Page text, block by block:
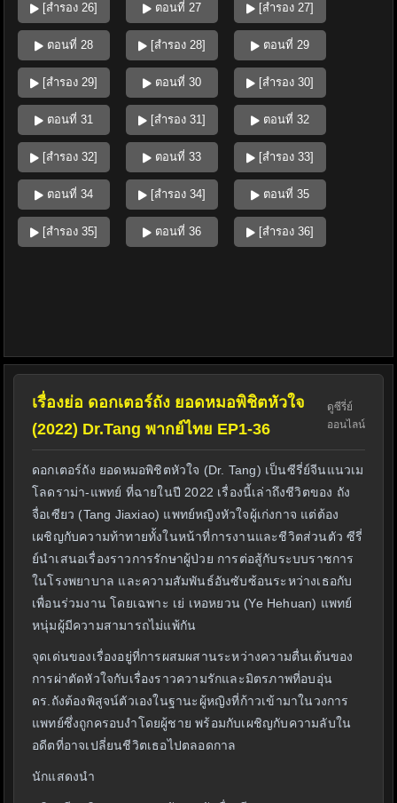
[สำรอง 26] ตอนที่ 27 [สำรอง 27]
ตอนที่ 28 [สำรอง 28] ตอนที่ 29
[สำรอง 29] ตอนที่ 30 [สำรอง 30]
ตอนที่ 31 [สำรอง 31] ตอนที่ 32
[สำรอง 32] ตอนที่ 33 [สำรอง 33]
ตอนที่ 34 [สำรอง 34] ตอนที่ 35
[สำรอง 35] ตอนที่ 36 [สำรอง 36]
เรื่องย่อ ดอกเตอร์ถัง ยอดหมอพิชิตหัวใจ
(2022) Dr.Tang พากย์ไทย EP1-36
ดูซีรี่ย์
ออนไลน์
ดอกเตอร์ถัง ยอดหมอพิชิตหัวใจ (Dr. Tang) เป็นซีรี่ย์จีนแนวเม
โลดราม่า-แพทย์ ที่ฉายในปี 2022 เรื่องนี้เล่าถึงชีวิตของ ถัง
จื่อเซียว (Tang Jiaxiao) แพทย์หญิงหัวใจผู้เก่งกาจ แต่ต้อง
เผชิญกับความท้าทายทั้งในหน้าที่การงานและชีวิตส่วนตัว ซีรี่
ย์นำเสนอเรื่องราวการรักษาผู้ป่วย การต่อสู้กับระบบราชการ
ในโรงพยาบาล และความสัมพันธ์อันซับซ้อนระหว่างเธอกับ
เพื่อนร่วมงาน โดยเฉพาะ เย่ เหอหยวน (Ye Hehuan) แพทย์
หนุ่มผู้มีความสามารถไม่แพ้กัน
จุดเด่นของเรื่องอยู่ที่การผสมผสานระหว่างความตื่นเต้นของ
การผ่าตัดหัวใจกับเรื่องราวความรักและมิตรภาพที่อบอุ่น
ดร.ถังต้องพิสูจน์ตัวเองในฐานะผู้หญิงที่ก้าวเข้ามาในวงการ
แพทย์ซึ่งถูกครอบงำโดยผู้ชาย พร้อมกับเผชิญกับความลับใน
อดีตที่อาจเปลี่ยนชีวิตเธอไปตลอดกาล
นักแสดงนำ